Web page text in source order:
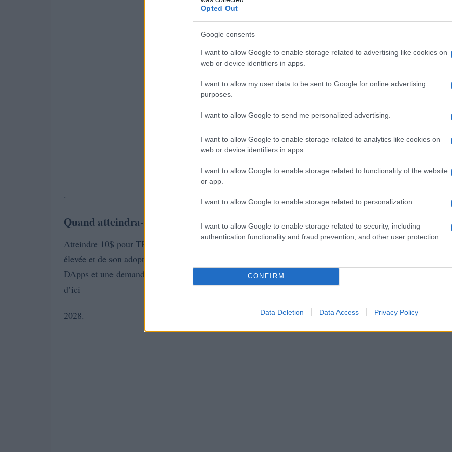
Opted Out
Google consents
I want to allow Google to enable storage related to advertising like cookies on
web or device identifiers in apps.
I want to allow my user data to be sent to Google for online advertising
purposes.
I want to allow Google to send me personalized advertising.
I want to allow Google to enable storage related to analytics like cookies on
web or device identifiers in apps.
I want to allow Google to enable storage related to functionality of the website
or app.
I want to allow Google to enable storage related to personalization.
I want to allow Google to enable storage related to security, including
authentication functionality and fraud prevention, and other user protection.
CONFIRM
Data Deletion Data Access Privacy Policy
.
Quand atteindra-t-il 10 dollars
Atteindre 10$ pour TRB (Tellor) dépendra de sa capacité à démontrer une valeur intrinsèque
élevée et de son adoption par des applications décentralisées. Avec une croissance constante des
DApps et une demande accrue de données fiables, il est possible que le TRB atteigne 10 dollars
d’ici
2028.